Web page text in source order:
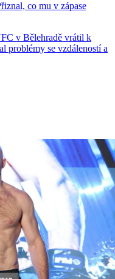
co mu v zápase
v Bělehradě vrátil k
problémy se vzdáleností a